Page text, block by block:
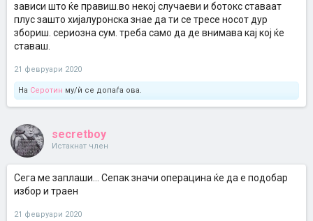
зависи што ќе правиш.во некој случаеви и ботокс ставаат
плус зашто хијалуронска знае да ти се тресе носот дур
збориш. сериозна сум. треба само да де внимава кај кој ќе
ставаш.
21 февруари 2020
На Серотин му/ѝ се допаѓа ова.
secretboy
Истакнат член
Сега ме заплаши... Сепак значи операцина ќе да е подобар
избор и траен
21 февруари 2020